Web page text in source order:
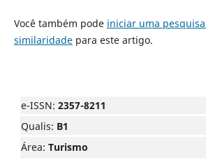
Você também pode iniciar uma
similaridadepara este artigo.
e-ISSN: 2357-8211
Qualis: B1
Área: Turismo